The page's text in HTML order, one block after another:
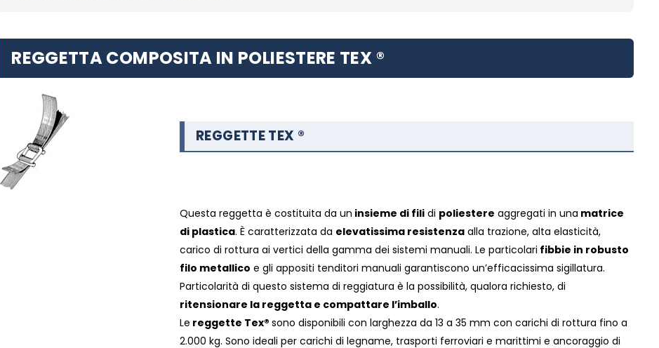
REGGETTA COMPOSITA IN POLIESTERE TEX ®
REGGETTE TEX ®
Questa reggetta è costituita da un insieme di fili di poliestere aggregati in una matrice
di plastica. È caratterizzata da elevatissima resistenza alla trazione, alta elasticità,
carico di rottura ai vertici della gamma dei sistemi manuali. Le particolari fibbie in robusto
filo metallico e gli appositi tenditori manuali garantiscono un’efficacissima sigillatura.
Particolarità di questo sistema di reggiatura è la possibilità, qualora richiesto, di
ritensionare la reggetta e compattare l’imballo.
Le reggette Tex® sono disponibili con larghezza da 13 a 35 mm con carichi di rottura fino a
2.000 kg. Sono ideali per carichi di legname, trasporti ferroviari e marittimi e ancoraggio di